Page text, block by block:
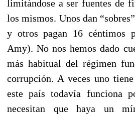
limitándose a ser fuentes de
los mismos. Unos dan
y otros pagan 16 céntimos
Amy). No nos hemos dado
más habitual del régimen
corrupción. A veces uno
este país todavía funciona
necesitan que haya un